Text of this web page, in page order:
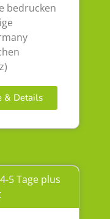
bedrucken
& Details
5 Tage plus